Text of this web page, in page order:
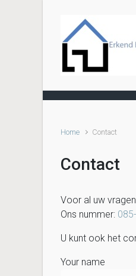
Home Contact
Contact
Voor al uw
Ons nummer:
U kunt ook het
Your name